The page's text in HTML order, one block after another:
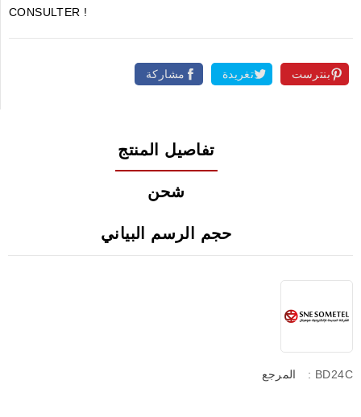
CONSULTER !
مشاركة تغريدة بنترست
تفاصيل المنتج
شحن
حجم الرسم البياني
المرجع : BD24C